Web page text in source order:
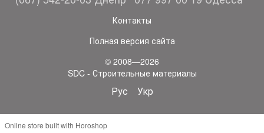
Контакты
Полная версия сайта
© 2008—2026
SDC - Строительные материалы
Рус Укр
Online store built with Horoshop